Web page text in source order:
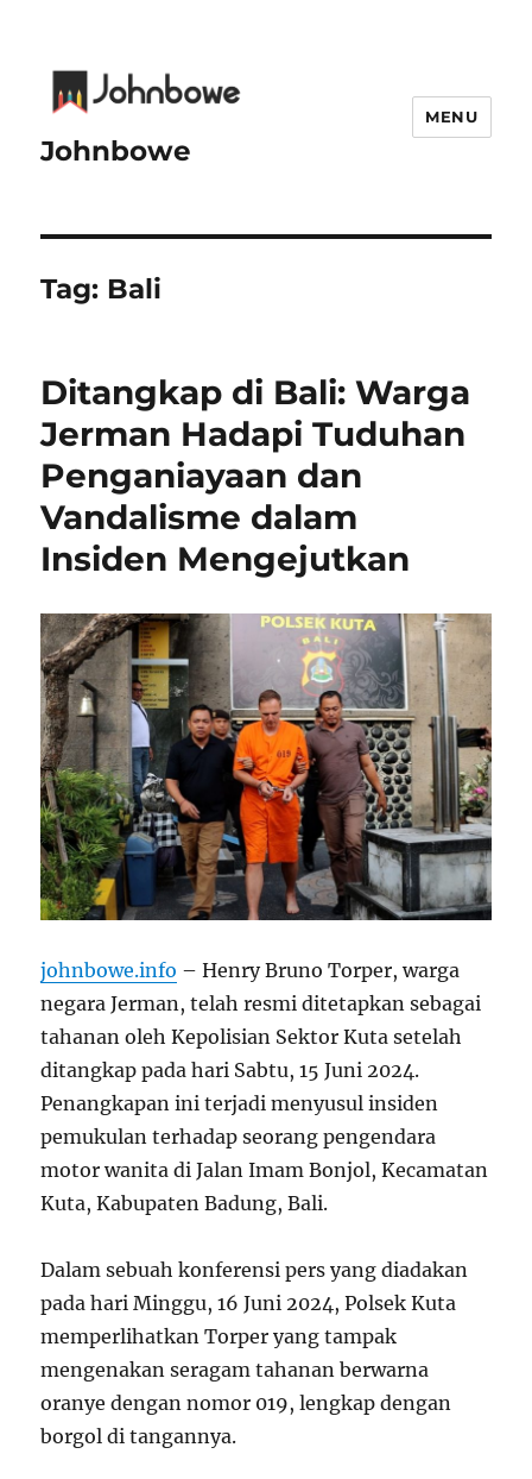
Johnbowe
MENU
Tag: Bali
Ditangkap di Bali: Warga
Jerman Hadapi Tuduhan
Penganiayaan dan
Vandalisme dalam
Insiden Mengejutkan
johnbowe.info – Henry Bruno Torper, warga
negara Jerman, telah resmi ditetapkan sebagai
tahanan oleh Kepolisian Sektor Kuta setelah
ditangkap pada hari Sabtu, 15 Juni 2024.
Penangkapan ini terjadi menyusul insiden
pemukulan terhadap seorang pengendara
motor wanita di Jalan Imam Bonjol, Kecamatan
Kuta, Kabupaten Badung, Bali.
Dalam sebuah konferensi pers yang diadakan
pada hari Minggu, 16 Juni 2024, Polsek Kuta
memperlihatkan Torper yang tampak
mengenakan seragam tahanan berwarna
oranye dengan nomor 019, lengkap dengan
borgol di tangannya.